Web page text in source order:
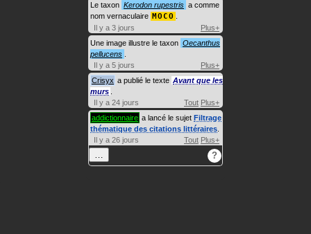
Le taxon Kerodon rupestris a comme
nom vernaculaire MOCO
Il y a 3 jours
Plus+
Une image illustre le taxon Oecanthus
pellucens
Il y a 5 jours
Plus+
Crisyx a publié le texte Avant que les
murs
Il y a 24 jours
Tout Plus+
addictionnaire a lancé le sujet Filtrage
thématique des citations littéraires
Il y a 26 jours
Tout Plus+
… ?